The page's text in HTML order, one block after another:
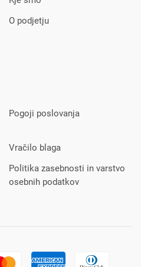
O podjetju
Pogoji poslovanja
Vračilo blaga
Politika zasebnosti in varstvo
osebnih podatkov